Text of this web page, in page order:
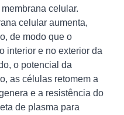
celular.
celular aumenta,
de modo que o
interior e no exterior da
o potencial da
as células retomem a
e a resistência do
de plasma para